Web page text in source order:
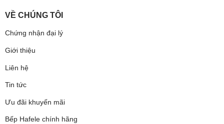
VỀ CHÚNG TÔI
Chứng nhận đại lý
Giới thiệu
Liên hệ
Tin tức
Ưu đãi khuyến mãi
Bếp Hafele chính hãng